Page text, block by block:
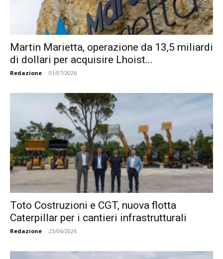
Martin Marietta, operazione da 13,5 miliardi
di dollari per acquisire Lhoist...
Redazione - 01/07/2026
Toto Costruzioni e CGT, nuova flotta
Caterpillar per i cantieri infrastrutturali
Redazione - 23/06/2026